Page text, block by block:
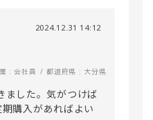
2024.12.31 14:12
: 会社員 都道府県 : 大分県
ました。気がつけば
購入があればよい